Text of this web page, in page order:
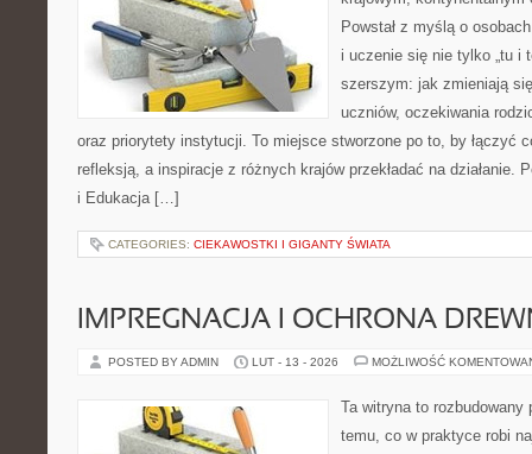
Powstał z myślą o
i uczenie się nie tylko „tu i
szerszym: jak zmieniają
uczniów, oczekiwania
oraz priorytety instytucji. To miejsce stworzone po to, by łączyć
refleksją, a inspiracje z różnych krajów przekładać na działanie.
i Edukacja […]
CATEGORIES: CIEKAWOSTKI I GIGANTY ŚWIATA
IMPREGNACJA I OCHRONA
POSTED BY ADMIN LUT - 13 - 2026 MOŻLIWOŚĆ
Ta witryna to rozbudowany
temu, co w praktyce robi